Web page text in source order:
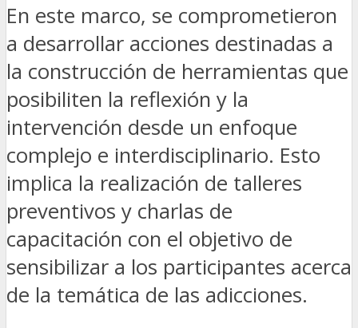
En este marco, se comprometieron
a desarrollar acciones destinadas a
la construcción de herramientas que
posibiliten la reflexión y la
intervención desde un enfoque
complejo e interdisciplinario. Esto
implica la realización de talleres
preventivos y charlas de
capacitación con el objetivo de
sensibilizar a los participantes acerca
de la temática de las adicciones.